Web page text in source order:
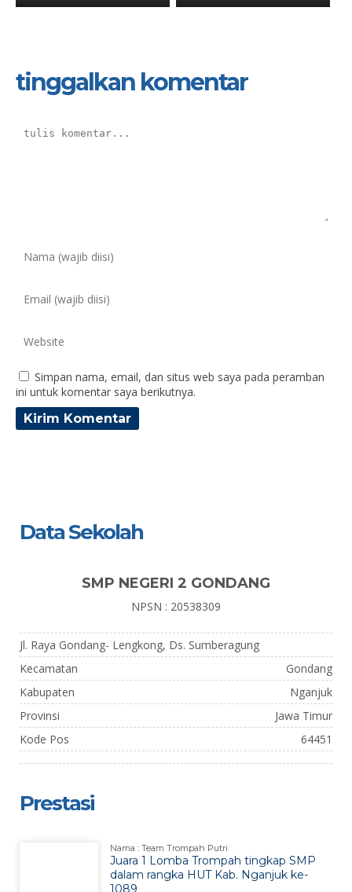
tinggalkan komentar
Simpan nama, email, dan situs web saya pada peramban
ini untuk komentar saya berikutnya.
Data Sekolah
SMP NEGERI 2 GONDANG
NPSN : 20538309
Jl. Raya Gondang- Lengkong, Ds. Sumberagung
Kecamatan
Gondang
Kabupaten
Nganjuk
Provinsi
Jawa Timur
Kode Pos
64451
Prestasi
Nama : Team Trompah Putri
Juara 1 Lomba Trompah tingkap SMP
dalam rangka HUT Kab. Nganjuk ke-
1089